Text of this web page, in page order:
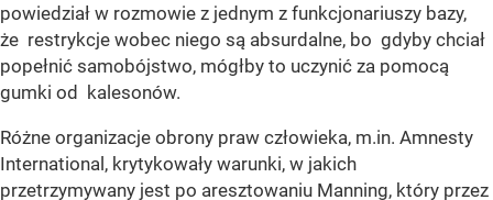
powiedział w rozmowie z jednym z funkcjonariuszy bazy,
że restrykcje wobec niego są absurdalne, bo gdyby chciał
popełnić samobójstwo, mógłby to uczynić za pomocą
gumki od kalesonów.
Różne organizacje obrony praw człowieka, m.in. Amnesty
International, krytykowały warunki, w jakich
przetrzymywany jest po aresztowaniu Manning, który przez